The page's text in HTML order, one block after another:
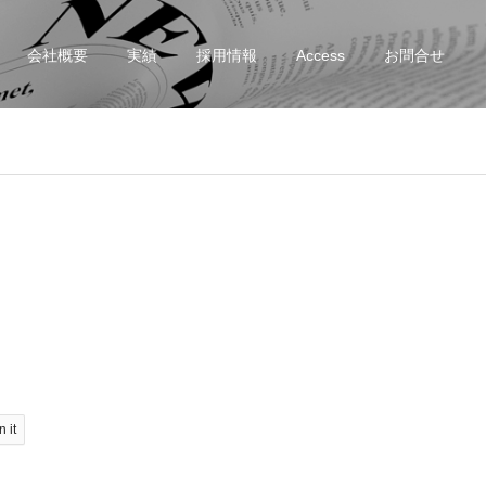
会社概要 実績 採用情報 Access お問合せ
it